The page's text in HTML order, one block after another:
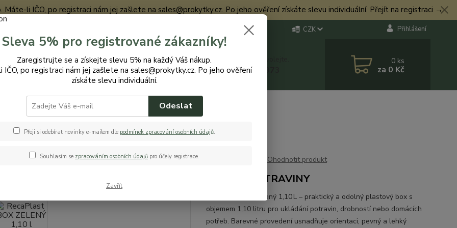
Máte-li IČO, po registraci nám jej zašlete na sales@prokytky.cz. Po jeho ověření získáte slevu individuální. Přejít na registraci →
CZK Přihlášení
Hledat Nevíte si rady? Zavolejte.
+420 774 544 973
0 ks
za 0 Kč
Krabičky a boxy RecaPlast BOX ZELENÝ 1,10 l
BOX ZELENÝ 1,10 l
Ohodnotit produkt
BOX NA POTRAVINY
RecaPlast Box zelený 1,10 L – praktický a odolný plastový box s
objemem 1,10 litru pro ukládání potravin, drobností nebo domácích
potřeb. Barevné provedení usnadňuje orientaci, pevný a lehký
Sleva 5% pro registrované zákazníky!
Zaregistrujte se a získejte slevu 5% na každý Váš nákup.
IČO, po registraci nám jej zašlete na sales@prokytky.cz. Po jeho ověření
získáte slevu individuální.
Odeslat
Přeji si odebírat novinky e-mailem dle podmínek zpracování osobních údajů.
Souhlasím se zpracováním osobních údajů pro účely registrace.
Zavřít